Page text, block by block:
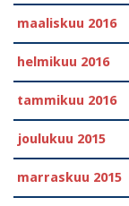
maaliskuu 2016
helmikuu 2016
tammikuu 2016
joulukuu 2015
marraskuu 2015